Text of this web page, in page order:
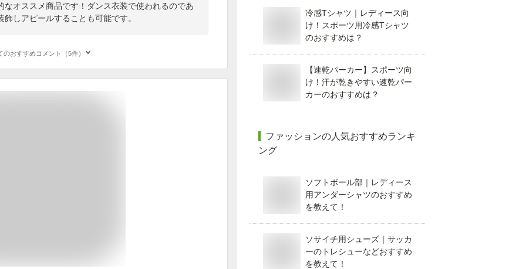
なオススメ商品です！ダンス衣装で使われるのであ
しアピールすることも可能です。
のおすすめコメント（5件）
冷感Tシャツ｜レディース向
け！スポーツ用冷感Tシャツ
のおすすめは？
【速乾パーカー】スポーツ向
け！汗が乾きやすい速乾パー
カーのおすすめは？
ファッションの人気おすすめランキ
ング
ソフトボール部｜レディース
用アンダーシャツのおすすめ
を教えて！
ソサイチ用シューズ｜サッカ
ーのトレシューなどおすすめ
を教えて！